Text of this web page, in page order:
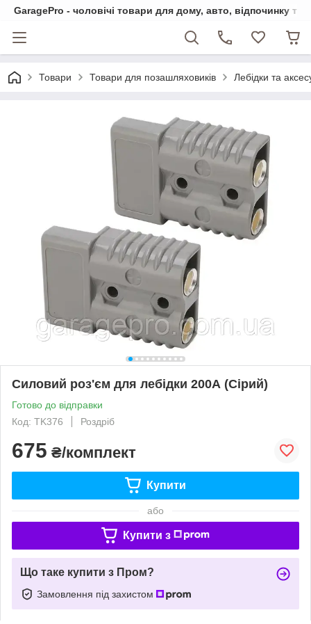
GaragePro - чоловічі товари для дому, авто, відпочинку та
Товари Товари для позашляховиків Лебідки та
Силовий роз'єм для лебідки 200А (Сірий)
Готово до відправки
Код: TK376
Роздріб
675 ₴/комплект
Купити
або
Купити з
Що таке купити з Пром?
Замовлення під захистом